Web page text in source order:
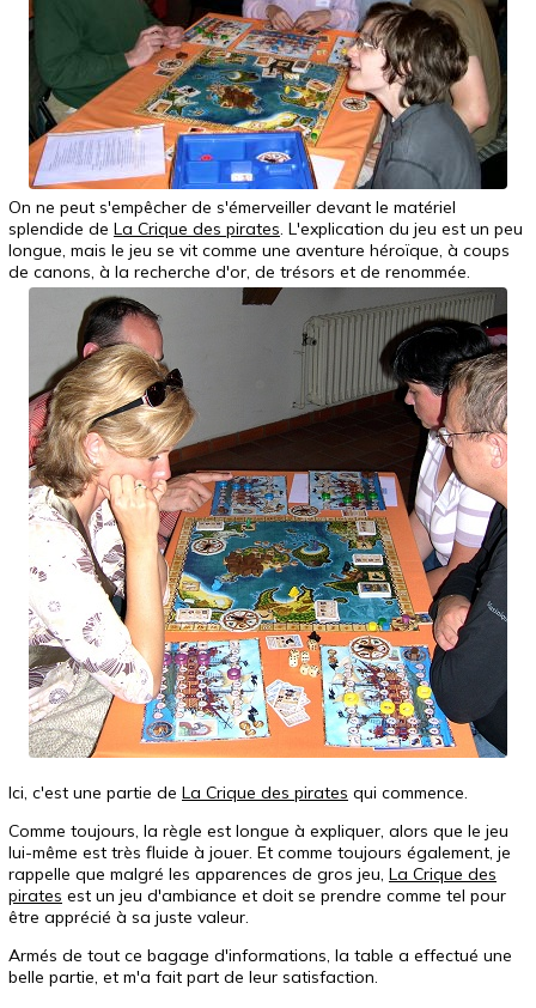
On ne peut s'empêcher de s'émerveiller devant le matériel
splendide de La Crique des pirates. L'explication du jeu est un peu
longue, mais le jeu se vit comme une aventure héroïque, à coups
de canons, à la recherche d'or, de trésors et de renommée.
Ici, c'est une partie de La Crique des pirates qui commence.
Comme toujours, la règle est longue à expliquer, alors que le jeu
lui-même est très fluide à jouer. Et comme toujours également, je
rappelle que malgré les apparences de gros jeu, La Crique des
pirates est un jeu d'ambiance et doit se prendre comme tel pour
être apprécié à sa juste valeur.
Armés de tout ce bagage d'informations, la table a effectué une
belle partie, et m'a fait part de leur satisfaction.